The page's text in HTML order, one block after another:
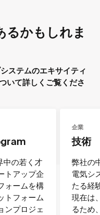
るかもしれま
ステムのエキサイティ
いて詳しくご覧くださ
中の若く才
トアップ企
ォームを構
トフォーム
ンプロジェ
企業
技術
弊社の
電気シ
たる経
現在は
るため